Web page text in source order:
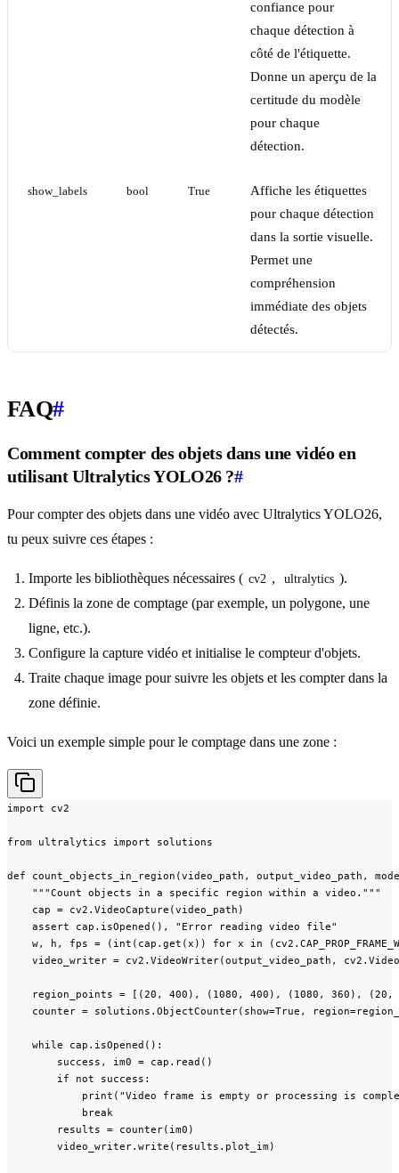
confiance pour
chaque détection à
côté de l'étiquette.
Donne un aperçu de la
certitude du modèle
pour chaque
détection.
show_labels bool True
Affiche les étiquettes
pour chaque détection
dans la sortie visuelle.
Permet une
compréhension
immédiate des objets
détectés.
FAQ#
Comment compter des objets dans une vidéo en
utilisant Ultralytics YOLO26 ?#
Pour compter des objets dans une vidéo avec Ultralytics YOLO26,
tu peux suivre ces étapes :
Importe les bibliothèques nécessaires ( cv2 , ultralytics ).
Définis la zone de comptage (par exemple, un polygone, une
ligne, etc.).
Configure la capture vidéo et initialise le compteur d'objets.
Traite chaque image pour suivre les objets et les compter dans la
zone définie.
Voici un exemple simple pour le comptage dans une zone :
import cv2
from ultralytics import solutions
def count_objects_in_region(video_path, output_video_path,
    """Count objects in a specific region within a video."""
    cap = cv2.VideoCapture(video_path)
    assert cap.isOpened(), "Error reading video file"
w, h, fps = (int(cap.get(x)) for x in
video_writer = cv2.VideoWriter(output_video_path,
region_points = [(20, 400), (1080, 400), (1080, 360), (20,
counter = solutions.ObjectCounter(show=True,
    while cap.isOpened():
        success, im0 = cap.read()
        if not success:
print("Video frame is empty or processing is
            break
        results = counter(im0)
        video_writer.write(results.plot_im)